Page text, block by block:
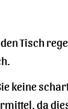
den Tisch
keine
da